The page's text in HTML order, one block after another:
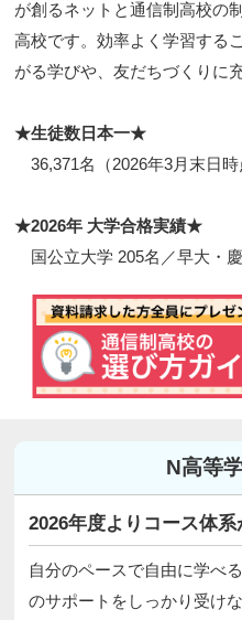
が創るネットと通信制高校の
高校です。効率よく学習する
がる学びや、友だちづくりに
★生徒数日本一★
36,371名（2026年3月末日時
★2026年 大学合格実績★
国公立大学 205名／早大・
N高等
2026年度よりコース体系
自分のペースで自由に学べ
のサポートをしっかり受け